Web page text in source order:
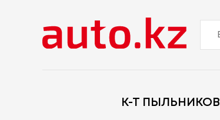
К-Т ПЫЛЬНИКОВ